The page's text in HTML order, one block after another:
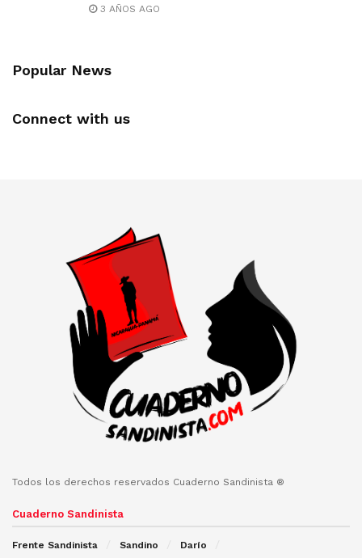
3 AÑOS AGO
Popular News
Connect with us
Todos los derechos reservados Cuaderno Sandinista ®
Cuaderno Sandinista
Frente Sandinista Sandino
Darío